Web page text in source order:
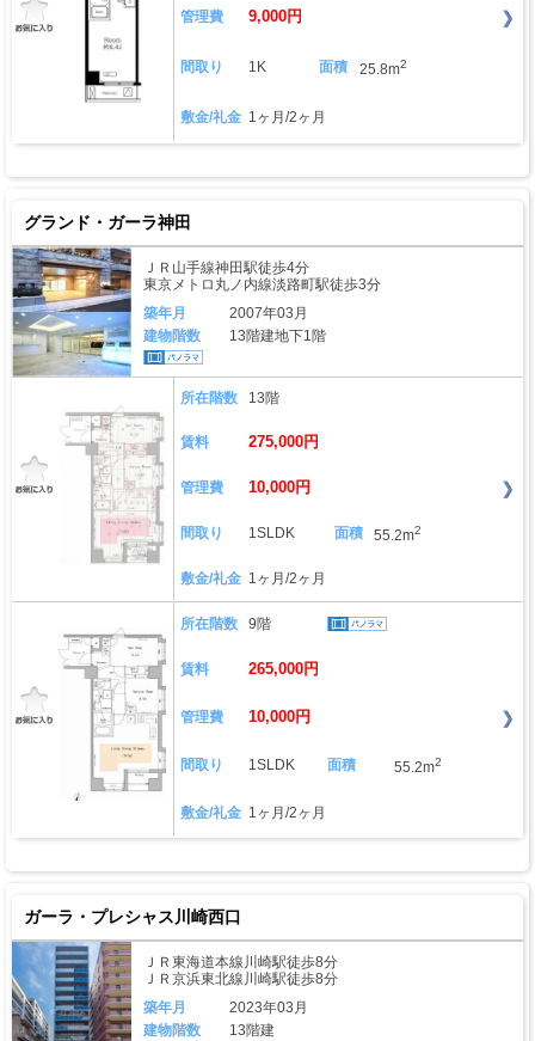
管理費 9,000円
間取り 1K 面積 25.8m2
敷金/礼金 1ヶ月/2ヶ月
グランド・ガーラ神田
ＪＲ山手線神田駅徒歩4分
東京メトロ丸ノ内線淡路町駅徒歩3分
築年月
2007年03月
建物階数
13階建地下1階
所在階数 13階
賃料 275,000円
管理費 10,000円
間取り 1SLDK 面積 55.2m2
敷金/礼金 1ヶ月/2ヶ月
所在階数 9階
賃料 265,000円
管理費 10,000円
間取り 1SLDK 面積 55.2m2
敷金/礼金 1ヶ月/2ヶ月
ガーラ・プレシャス川崎西口
ＪＲ東海道本線川崎駅徒歩8分
ＪＲ京浜東北線川崎駅徒歩8分
築年月
2023年03月
建物階数
13階建